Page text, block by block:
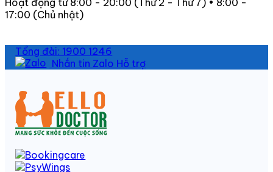
17:00 (Chủ nhật)
Tổng đài: 1900 1246
Nhắn tin Zalo Hỗ trợ